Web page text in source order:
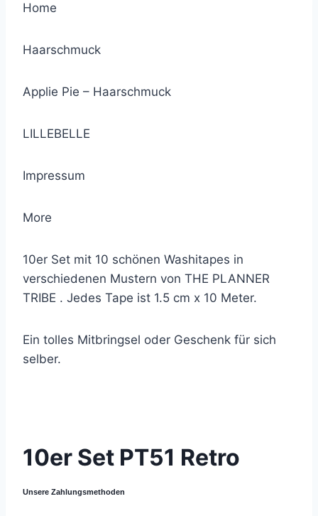
Home
Haarschmuck
Applie Pie – Haarschmuck
LILLEBELLE
Impressum
More
10er Set mit 10 schönen Washitapes in
verschiedenen Mustern von THE PLANNER
TRIBE . Jedes Tape ist 1.5 cm x 10 Meter.
Ein tolles Mitbringsel oder Geschenk für sich
selber.
10er Set PT51 Retro
Unsere Zahlungsmethoden